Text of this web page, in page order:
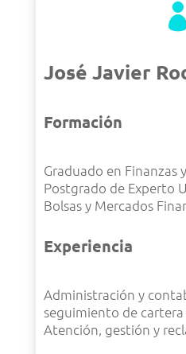
José Javier
Formación
Graduado en Finanzas
Postgrado de Experto
Bolsas y Mercados
Experiencia
Administración y
seguimiento de
Atención, gestión y